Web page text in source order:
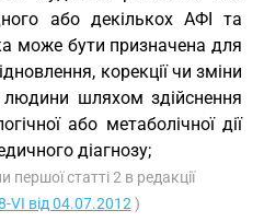
або декількох АФІ та
може бути призначена для
корекції чи зміни
людини шляхом здійснення
або метаболічної дії
діагнозу;
статті 2 в редакції
VI від 04.07.2012 )